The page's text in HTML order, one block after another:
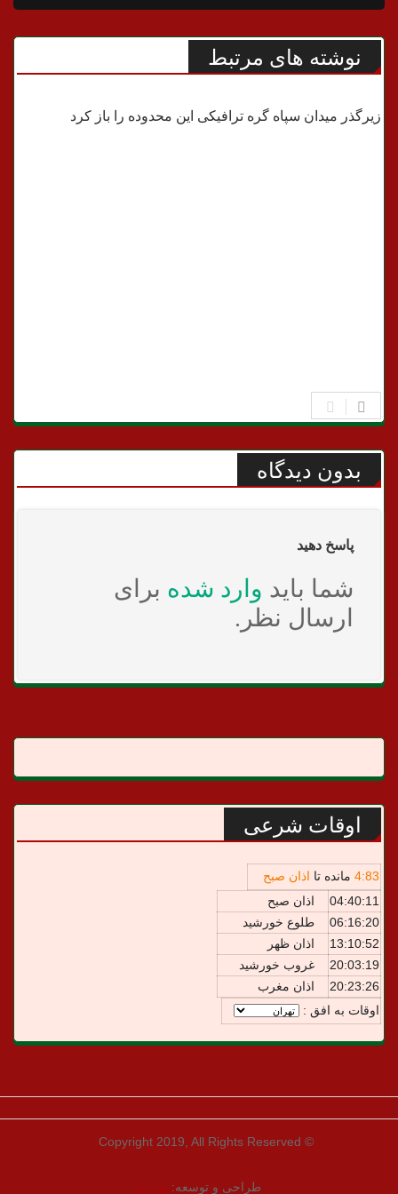
نوشته های مرتبط
شهری
زیرگذر میدان سپاه گره ترافیکی این محدوده را باز کرد
بدون دیدگاه
پاسخ دهید
شما باید وارد شده برای
ارسال نظر.
اوقات شرعی
4:83 مانده تا اذان صبح
04:40:11
اذان صبح
06:16:20
طلوع خورشید
13:10:52
اذان ظهر
20:03:19
غروب خورشید
20:23:26
اذان مغرب
اوقات به افق :
© Copyright 2019, All Rights Reserved
طراحی و توسعه: